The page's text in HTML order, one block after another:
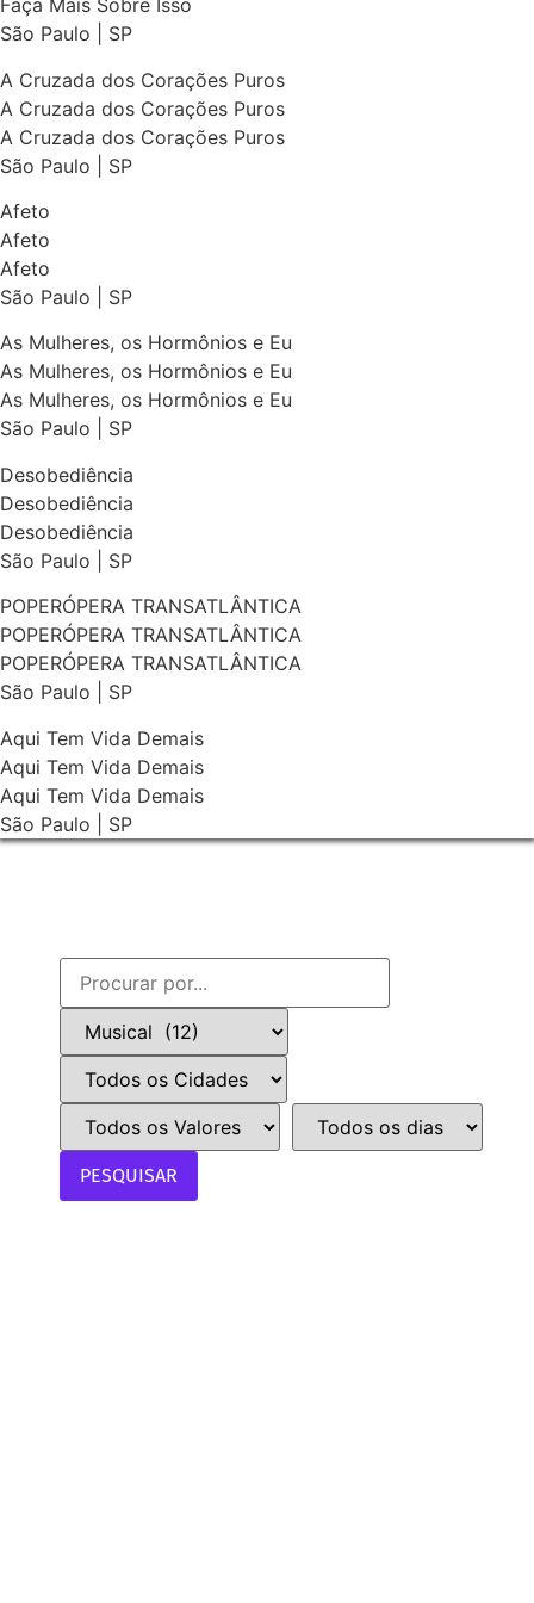
Faça Mais Sobre Isso
São Paulo | SP
A Cruzada dos Corações Puros
A Cruzada dos Corações Puros
A Cruzada dos Corações Puros
São Paulo | SP
Afeto
Afeto
Afeto
São Paulo | SP
As Mulheres, os Hormônios e Eu
As Mulheres, os Hormônios e Eu
As Mulheres, os Hormônios e Eu
São Paulo | SP
Desobediência
Desobediência
Desobediência
São Paulo | SP
POPERÓPERA TRANSATLÂNTICA
POPERÓPERA TRANSATLÂNTICA
POPERÓPERA TRANSATLÂNTICA
São Paulo | SP
Aqui Tem Vida Demais
Aqui Tem Vida Demais
Aqui Tem Vida Demais
São Paulo | SP